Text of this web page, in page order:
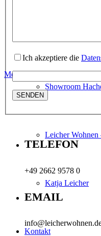
Showroom
Leicher Wohnen
Katja Leicher
Kontakt
Mehr laden
Ich akzeptiere die
TELEFON
+49 2662 9578 0
EMAIL